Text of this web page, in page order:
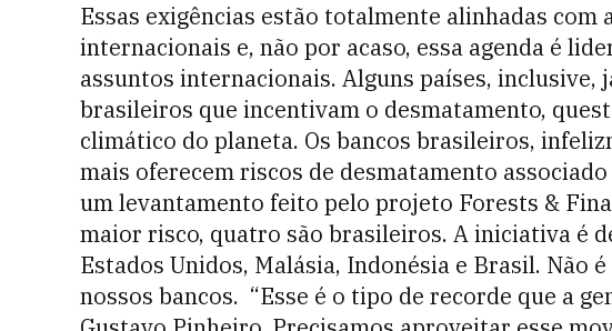
Essas exigências estão totalmente alinhadas com
internacionais e, não por acaso, essa agenda é
assuntos internacionais. Alguns países, inclusive,
brasileiros que incentivam o desmatamento,
climático do planeta. Os bancos brasileiros,
mais oferecem riscos de desmatamento
um levantamento feito pelo projeto Forests &
maior risco, quatro são brasileiros. A iniciativa é
Estados Unidos, Malásia, Indonésia e Brasil. Não
nossos bancos. “Esse é o tipo de recorde que a